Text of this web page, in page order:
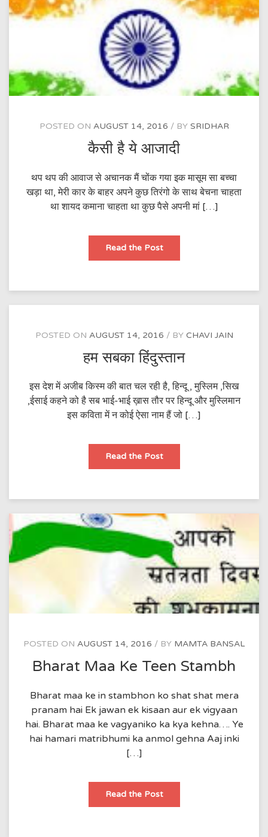
POSTED ON AUGUST 14, 2016 BY SRIDHAR
कैसी है ये आजादी
थप थप की आवाज से अचानक मैं चोंक गया इक मासूम सा बच्चा
खड़ा था, मेरी कार के बाहर अपने कुछ तिरंगो के साथ बेचना चाहता
था शायद कमाना चाहता था कुछ पैसे अपनी मां […]
Read the Postकैसी
ये
POSTED ON AUGUST 14, 2016 BY CHAVI JAIN
हम सबका हिंदुस्तान
इस देश में अजीब किस्म की बात चल रही है, हिन्दू , मुस्लिम ,सिख
,ईसाई कहने को है सब भाई-भाई ख़ास तौर पर हिन्दू और मुस्लिमान
इस कविता में न कोई ऐसा नाम हैं जो […]
Read the Postहम
हिंदुस्तान
POSTED ON AUGUST 14, 2016 BY MAMTA BANSAL
Bharat Maa Ke Teen Stambh
Bharat maa ke in stambhon ko shat shat mera
pranam hai Ek jawan ek kisaan aur ek vigyaan
hai. Bharat maa ke vagyaniko ka kya kehna…. Ye
hai hamari matribhumi ka anmol gehna Aaj inki
[…]
Read the PostBharat
Ke